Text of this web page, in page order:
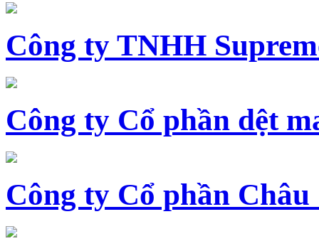
Công ty TNHH
Công ty Cổ phần dệt
Công ty Cổ phần Châu